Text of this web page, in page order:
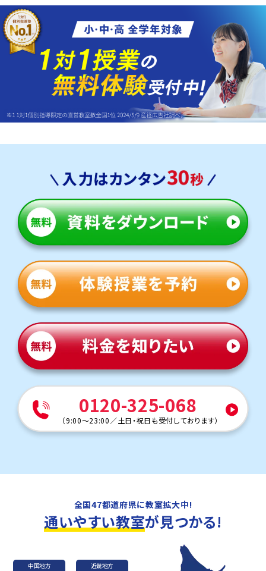
0120-325-068
（9:00～23:00 ／土日・祝日も受付しております）
全国47都道府県に教室拡大中!
通いやすい教室が見つかる!
近畿地方
中国地方